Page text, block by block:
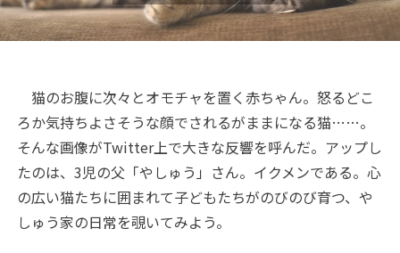
猫のお腹に次々とオモチャを置く赤ちゃん。怒るどこ
ろか気持ちよさそうな顔でされるがままになる猫……。
そんな画像がTwitter上で大きな反響を呼んだ。アップし
たのは、3児の父「やしゅう」さん。イクメンである。心
の広い猫たちに囲まれて子どもたちがのびのび育つ、や
しゅう家の日常を覗いてみよう。